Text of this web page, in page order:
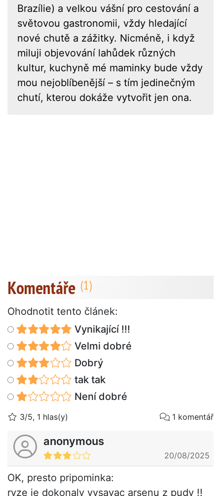
Brazílie) a velkou vášní pro cestování a
světovou gastronomii, vždy hledající
nové chutě a zážitky. Nicméně, i když
miluji objevování lahůdek různých
kultur, kuchyně mé maminky bude vždy
mou nejoblíbenější – s tím jedinečným
chutí, kterou dokáže vytvořit jen ona.
Komentáře
Ohodnotit tento článek:
Vynikající !!!
Velmi dobré
Dobrý
tak tak
Není dobré
3/5, 1 hlas(y) 1 komentář
anonymous
20/08/2025
OK, presto pripominka:
ryze je dokonaly vysavac arsenu z pudy !!